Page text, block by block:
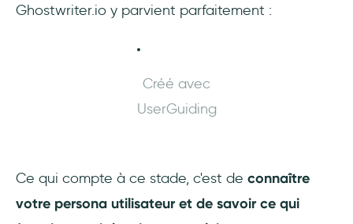
Ghostwriter.io y parvient parfaitement :
Créé avec
UserGuiding
Ce qui compte à ce stade, c'est de connaître
votre persona utilisateur et de savoir ce qui